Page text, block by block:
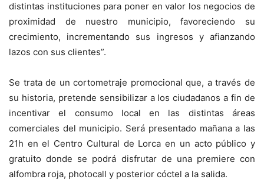
distintas instituciones para poner en valor los negocios de
proximidad de nuestro municipio, favoreciendo su
crecimiento, incrementando sus ingresos y afianzando
lazos con sus clientes”.
Se trata de un cortometraje promocional que, a través de
su historia, pretende sensibilizar a los ciudadanos a fin de
incentivar el consumo local en las distintas áreas
comerciales del municipio. Será presentado mañana a las
21h en el Centro Cultural de Lorca en un acto público y
gratuito donde se podrá disfrutar de una premiere con
alfombra roja, photocall y posterior cóctel a la salida.